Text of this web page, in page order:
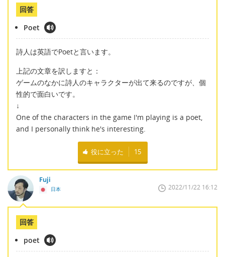
回答
Poet
詩人は英語でPoetと言います。
上記の文章を訳しますと：
ゲームのなかに詩人のキャラクターが出て来るのですが、個
性的で面白いです。
↓
One of the characters in the game I'm playing is a poet,
and I personally think he's interesting.
役に立った 15
Fuji
日本 2022/11/22 16:12
回答
poet